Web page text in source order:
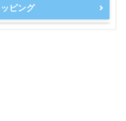
ピング